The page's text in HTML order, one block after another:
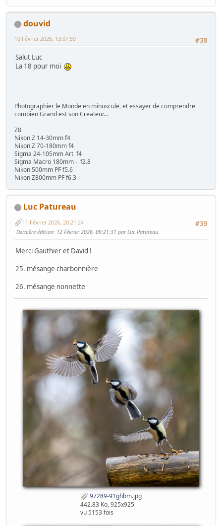
douvid
#38
10 Février 2026, 13:07:59
Salut Luc
La 18 pour moi
Photographier le Monde en minuscule, et essayer de comprendre
combien Grand est son Createur...
Z8
Nikon Z 14-30mm f4
Nikon Z 70-180mm f4
Sigma 24-105mm Art f4
Sigma Macro 180mm - f2.8
Nikon 500mm PF f5.6
Nikon Z800mm PF f6.3
Luc Patureau
#39
11 Février 2026, 20:21:24
Dernière édition: 12 Février 2026, 09:21:31 par Luc Patureau
Merci Gauthier et David !
25. mésange charbonnière
26. mésange nonnette
97289-91ghbm.jpg
442.83 Ko, 925x925
vu 5153 fois